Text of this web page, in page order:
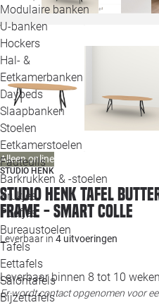
Modulaire banken
U-banken
Hockers
Hal- &
Eetkamerbanken
Daybeds
Slaapbanken
Stoelen
Eetkamerstoelen
Fauteuils
Barkrukken & -stoelen
Krukjes
Poefjes
Bureaustoelen
Tafels
Eettafels
Salontafels
Bijzettafels
Alleen online
STUDIO HENK
Studio HENK tafel
frame - Smart Colle
Leverbaar in 4 uitvoeringen
Leverbaar binnen 8 tot 10 weken
Er wordt contact opgenomen voor